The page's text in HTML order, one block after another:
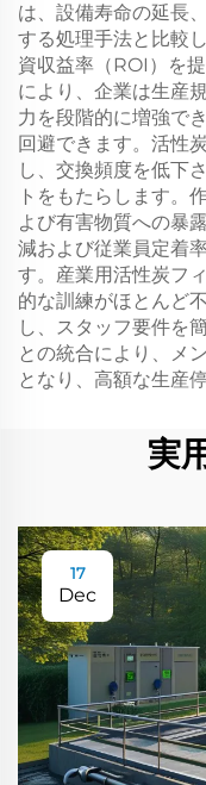
は、設備寿命の延長
する処理手法と比較
資収益率（ROI）を
により、企業は生産
力を段階的に増強で
回避できます。活性
し、交換頻度を低下
トをもたらします。
よび有害物質への暴
減および従業員定着
す。産業用活性炭フ
的な訓練がほとんど
し、スタッフ要件を
との統合により、メ
となり、高額な生産
実
17
Dec